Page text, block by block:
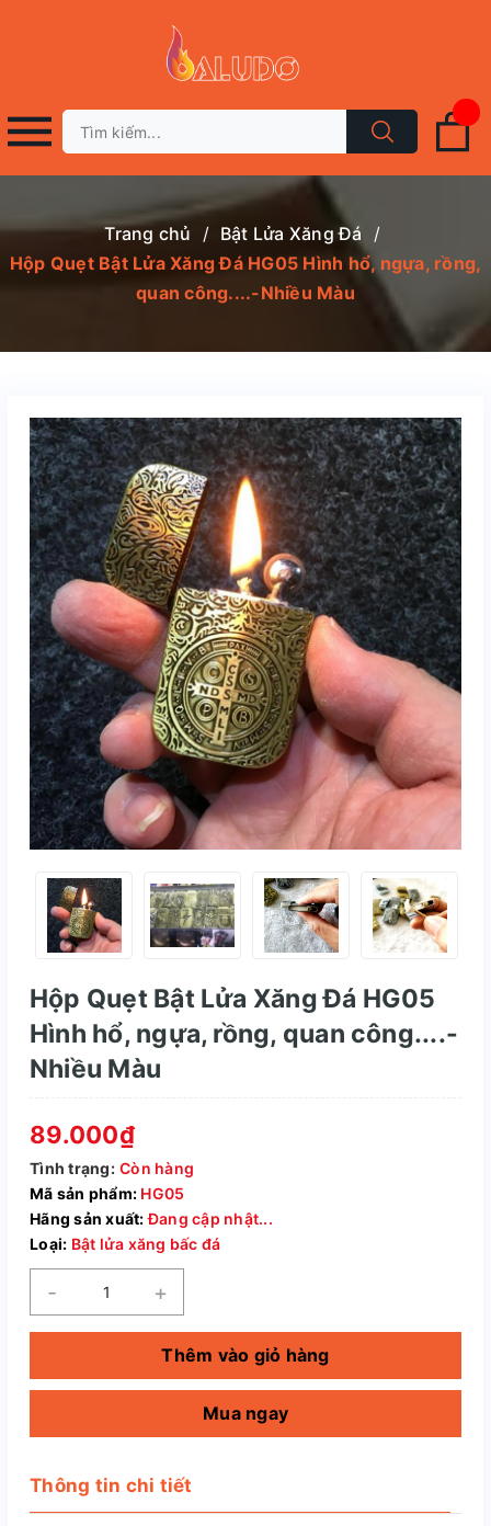
Trang chủ / Bật Lửa Xăng Đá
/
Hộp Quẹt Bật Lửa Xăng Đá HG05 Hình hổ, ngựa, rồng,
quan công....-Nhiều Màu
Hộp Quẹt Bật Lửa Xăng Đá HG05
Hình hổ, ngựa, rồng, quan công....-
Nhiều Màu
89.000₫
Tình trạng: Còn hàng
Mã sản phẩm: HG05
Hãng sản xuất:Đang cập nhật...
Loại: Bật lửa xăng bấc đá
- +
Thêm vào giỏ hàng
Mua ngay
Thông tin chi tiết